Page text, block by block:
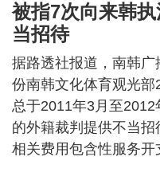
被指7次向来韩
当招待
据路透社报道，南韩
份南韩文化体育观光
总于2011年3月至
的外籍裁判提供不当
相关费用包含性服务开